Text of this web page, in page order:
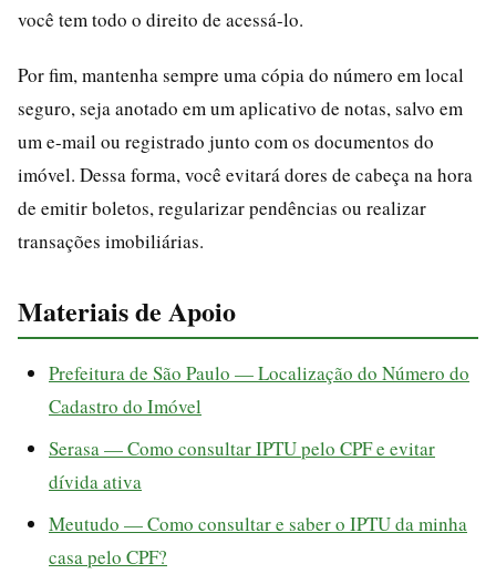
você tem todo o direito de acessá-lo.
Por fim, mantenha sempre uma cópia do número em local
seguro, seja anotado em um aplicativo de notas, salvo em
um e-mail ou registrado junto com os documentos do
imóvel. Dessa forma, você evitará dores de cabeça na hora
de emitir boletos, regularizar pendências ou realizar
transações imobiliárias.
Materiais de Apoio
Prefeitura de São Paulo — Localização do Número do
Cadastro do Imóvel
Serasa — Como consultar IPTU pelo CPF e evitar
dívida ativa
Meutudo — Como consultar e saber o IPTU da minha
casa pelo CPF?